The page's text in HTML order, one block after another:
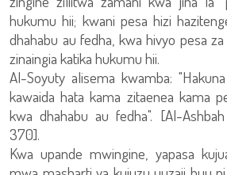
hukumu hii; kwani pesa hizi
dhahabu au fedha, kwa hivyo pesa
zinaingia katika hukumu hii.
Al-Soyuty alisema kwamba:
kawaida hata kama zitaenea kama
kwa dhahabu au fedha". [Al-
370].
Kwa upande mwingine, yapasa